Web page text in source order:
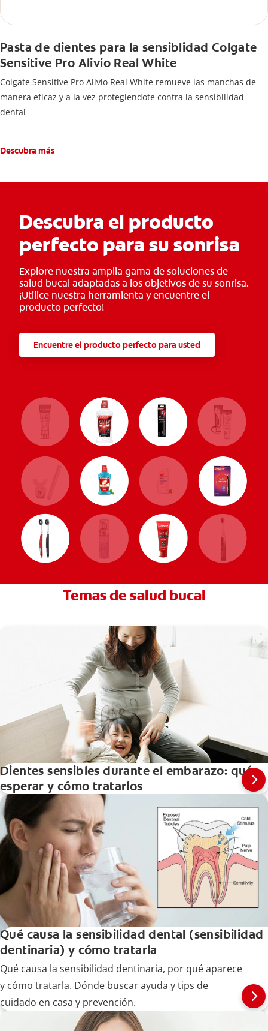
Pasta de dientes para la sensiblidad Colgate
Sensitive Pro Alivio Real White
Colgate Sensitive Pro Alivio Real White remueve las manchas de
manera eficaz y a la vez protegiendote contra la sensibilidad
dental
Descubra más
Descubra el producto
perfecto para su sonrisa
Explore nuestra amplia gama de soluciones de
salud bucal adaptadas a los objetivos de su sonrisa.
¡Utilice nuestra herramienta y encuentre el
producto perfecto!
Encuentre el producto perfecto para usted
Temas de salud bucal
Dientes sensibles durante el embarazo: qué
esperar y cómo tratarlos
Qué causa la sensibilidad dental (sensibilidad
dentinaria) y cómo tratarla
Qué causa la sensibilidad dentinaria, por qué aparece
y cómo tratarla. Dónde buscar ayuda y tips de
cuidado en casa y prevención.